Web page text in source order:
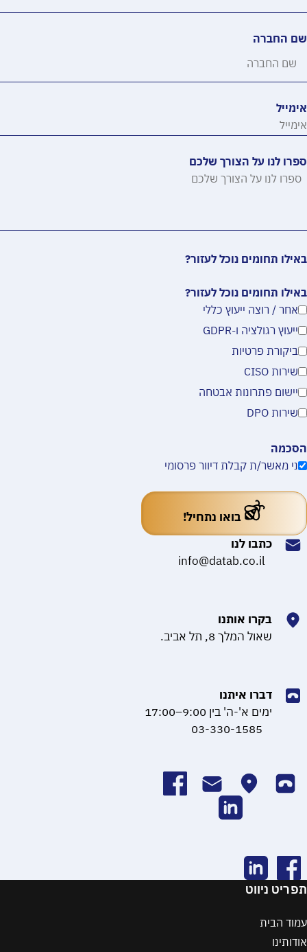
שם החברה
אימייל
ספרו לנו על הצורך שלכם
באילו תחומים נוכל לעזור?
באילו תחומים נוכל לעזור?
אחר / רוצה ייעוץ כללי
ייעוץ רגולציה ו-GDPR
ביקורת פרטיות
שירות CISO
יישום פתרונות אבטחה
שירות DPO
הסכמה
ני מאשר/ת קבלת דיוור פרסומי
בואו נתחיל!
כתבו לנו
בקרו אותנו
שאול המלך 8, תל אביב.
דברו איתנו
ימים א'-ה' בין 9:00–17:00
תפריט ניווט
עמוד הבית
אודותינו